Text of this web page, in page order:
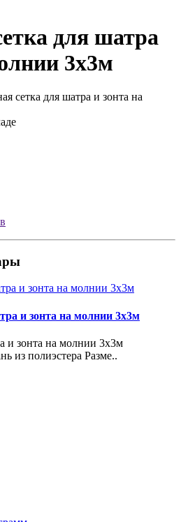
для шатра
3х3м
сетка для шатра и зонта на
и зонта на молнии 3х3м
и зонта на молнии 3х3м
из полиэстера Разме..